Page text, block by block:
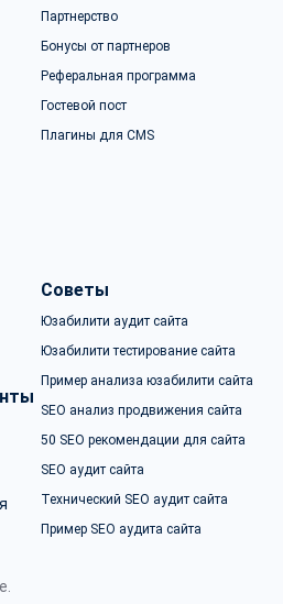
Партнерство
Бонусы от партнеров
Реферальная программа
Гостевой пост
Плагины для CMS
Советы
Юзабилити аудит сайта
Юзабилити тестирование сайта
Пример анализа юзабилити сайта
SEO анализ продвижения сайта
50 SEO рекомендации для сайта
SEO аудит сайта
Технический SEO аудит сайта
Пример SEO аудита сайта